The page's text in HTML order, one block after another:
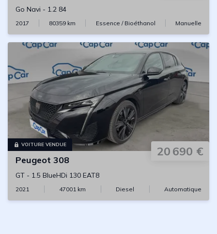
Go Navi - 1.2 84
2017 80359 km Essence / Bioéthanol Manuelle
VOITURE VENDUE 20 690 €
Peugeot 308
GT - 1.5 BlueHDi 130 EAT8
2021 47001 km Diesel Automatique